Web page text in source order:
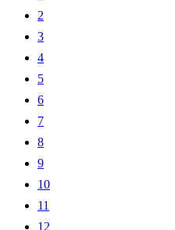
2
3
4
5
6
7
8
9
10
11
12